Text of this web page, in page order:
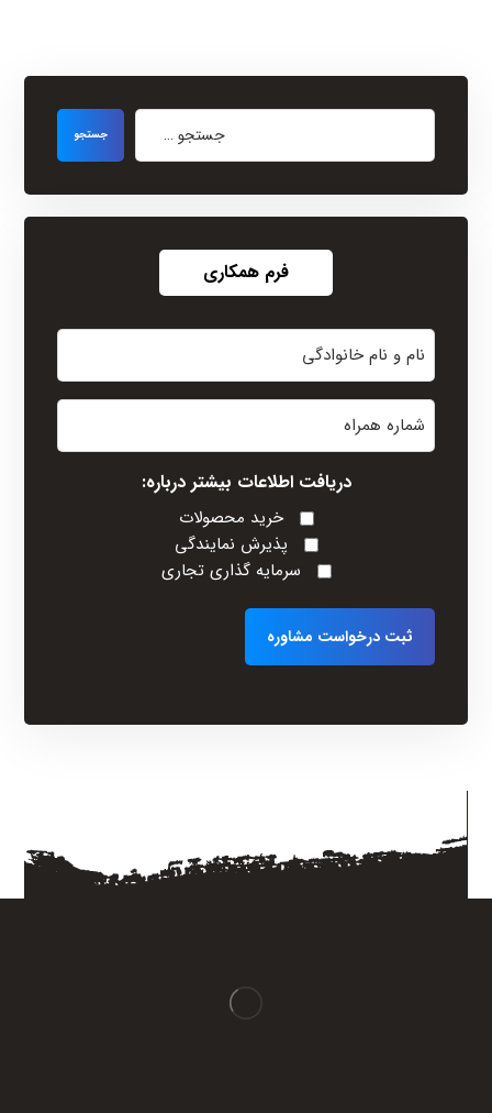
فرم همکاری
نام
(Required)
دریافت اطلاعات بیشتر درباره:
خرید محصولات
پذیرش نمایندگی
سرمایه گذاری تجاری